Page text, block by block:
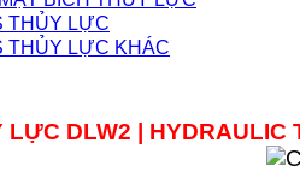
THỦY LỰC
THỦY LỰC KHÁC
DLW2 | HYDRAULIC